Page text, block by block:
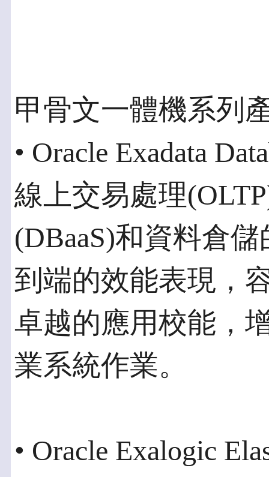
甲骨文一體機系列
• Oracle Exadata
線上交易處理
(DBaaS)和資料倉
到端的效能表現，
卓越的應用校能，
業系統作業。
• Oracle Exalogic